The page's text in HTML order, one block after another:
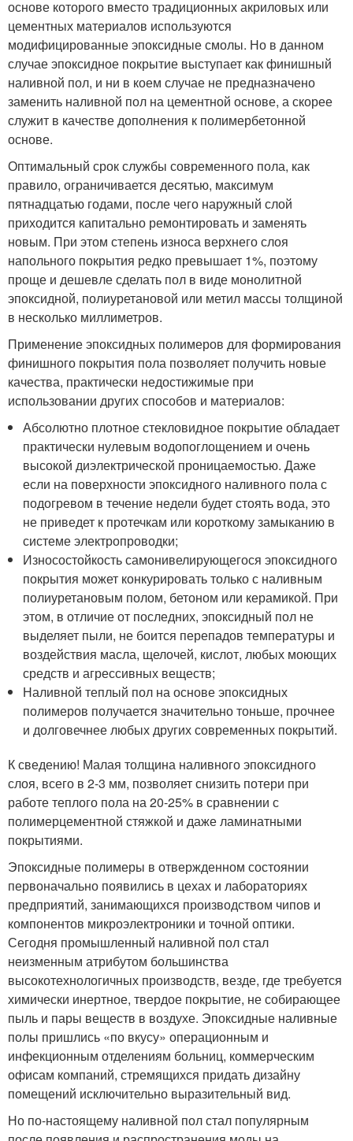
основе которого вместо традиционных акриловых или
цементных материалов используются
модифицированные эпоксидные смолы. Но в данном
случае эпоксидное покрытие выступает как финишный
наливной пол, и ни в коем случае не предназначено
заменить наливной пол на цементной основе, а скорее
служит в качестве дополнения к полимербетонной
основе.
Оптимальный срок службы современного пола, как
правило, ограничивается десятью, максимум
пятнадцатью годами, после чего наружный слой
приходится капитально ремонтировать и заменять
новым. При этом степень износа верхнего слоя
напольного покрытия редко превышает 1%, поэтому
проще и дешевле сделать пол в виде монолитной
эпоксидной, полиуретановой или метил массы толщиной
в несколько миллиметров.
Применение эпоксидных полимеров для формирования
финишного покрытия пола позволяет получить новые
качества, практически недостижимые при
использовании других способов и материалов:
Абсолютно плотное стекловидное покрытие обладает
практически нулевым водопоглощением и очень
высокой диэлектрической проницаемостью. Даже
если на поверхности эпоксидного наливного пола с
подогревом в течение недели будет стоять вода, это
не приведет к протечкам или короткому замыканию в
системе электропроводки;
Износостойкость самонивелирующегося эпоксидного
покрытия может конкурировать только с наливным
полиуретановым полом, бетоном или керамикой. При
этом, в отличие от последних, эпоксидный пол не
выделяет пыли, не боится перепадов температуры и
воздействия масла, щелочей, кислот, любых моющих
средств и агрессивных веществ;
Наливной теплый пол на основе эпоксидных
полимеров получается значительно тоньше, прочнее
и долговечнее любых других современных покрытий.
К сведению! Малая толщина наливного эпоксидного
слоя, всего в 2-3 мм, позволяет снизить потери при
работе теплого пола на 20-25% в сравнении с
полимерцементной стяжкой и даже ламинатными
покрытиями.
Эпоксидные полимеры в отвержденном состоянии
первоначально появились в цехах и лабораториях
предприятий, занимающихся производством чипов и
компонентов микроэлектроники и точной оптики.
Сегодня промышленный наливной пол стал
неизменным атрибутом большинства
высокотехнологичных производств, везде, где требуется
химически инертное, твердое покрытие, не собирающее
пыль и пары веществ в воздухе. Эпоксидные наливные
полы пришлись «по вкусу» операционным и
инфекционным отделениям больниц, коммерческим
офисам компаний, стремящихся придать дизайну
помещений исключительно выразительный вид.
Но по-настоящему наливной пол стал популярным